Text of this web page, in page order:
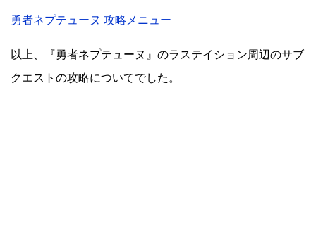
勇者ネプテューヌ 攻略メニュー
以上、『勇者ネプテューヌ』のラステイション周辺のサブ
クエストの攻略についてでした。